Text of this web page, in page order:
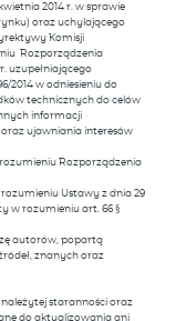
2014 r. w sprawie
oraz uchylającego
Komisji
Rozporządzenia
uzupełniającego
2014 w odniesieniu do
technicznych do celów
informacji
ujawniania interesów
Rozporządzenia
Ustawy z dnia 29
w rozumieniu art. 66 §
autorów, popartą
znanych oraz
staranności oraz
do aktualizowania ani